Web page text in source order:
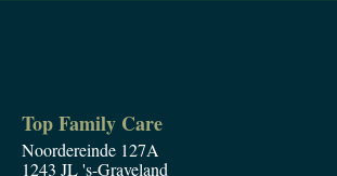
Top Family Care
Noordereinde 127A
1243 JL 's-Graveland